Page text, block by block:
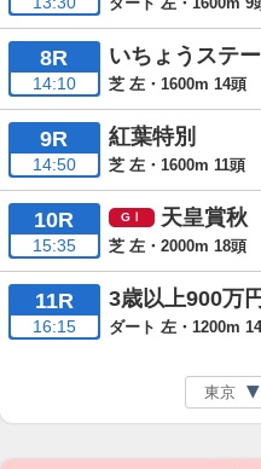
8R
14:10
いちょうステ
芝 左・1600m 14頭
9R
14:50
紅葉特別
芝 左・1600m 11頭
10R
15:35
天皇賞秋
芝 左・2000m 18頭
11R
16:15
3歳以上900万
ダート 左・1200m